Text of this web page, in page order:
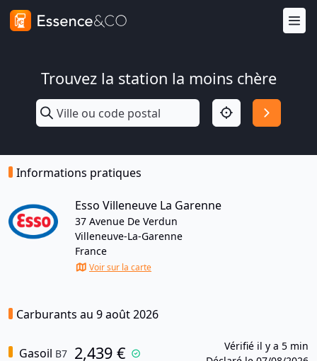
Trouvez la station la moins chère
Informations pratiques
Esso Villeneuve La Garenne
37 Avenue De Verdun
Villeneuve-La-Garenne
France
Voir sur la carte
Carburants au 9 août 2026
Gasoil B7 2,439 €
Vérifié il y a 5 min